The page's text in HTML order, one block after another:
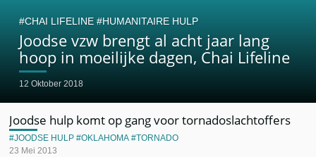
Joodse vzw brengt al acht jaar lang
hoop in moeilijke dagen, Chai Lifeline
12 Oktober 2018
CHAI LIFELINE HUMANITAIRE HULP
Joodse hulp komt op gang voor tornadoslachtoffers
23 Mei 2013
JOODSE HULP OKLAHOMA TORNADO